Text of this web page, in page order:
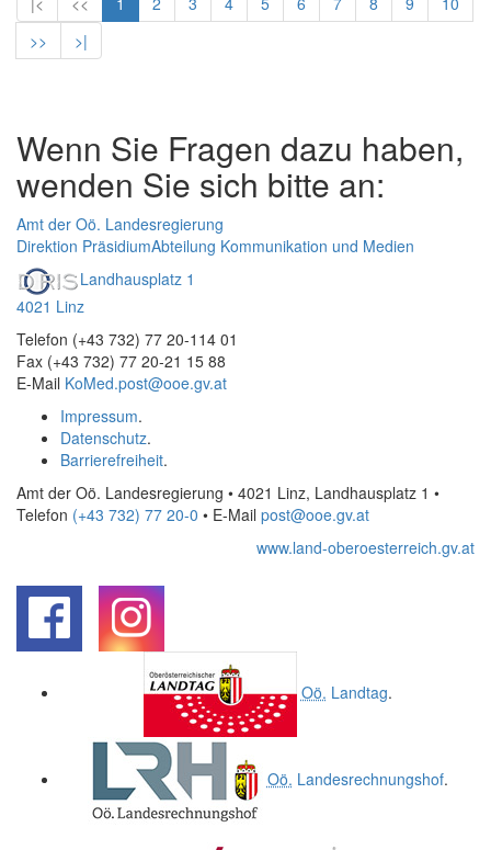
>>
>|
Wenn Sie Fragen dazu haben,
wenden Sie sich bitte an:
Amt der Oö. Landesregierung
Direktion PräsidiumAbteilung Kommunikation und Medien
Landhausplatz 1
4021 Linz
Telefon (+43 732) 77 20-114 01
Fax (+43 732) 77 20-21 15 88
E-Mail KoMed.post@ooe.gv.at
Impressum.
Datenschutz.
Barrierefreiheit.
Amt der Oö. Landesregierung • 4021 Linz, Landhausplatz 1 •
Telefon (+43 732) 77 20-0 • E-Mail post@ooe.gv.at
www.land-oberoesterreich.gv.at
Oö. Landtag.
Oö. Landesrechnungshof.